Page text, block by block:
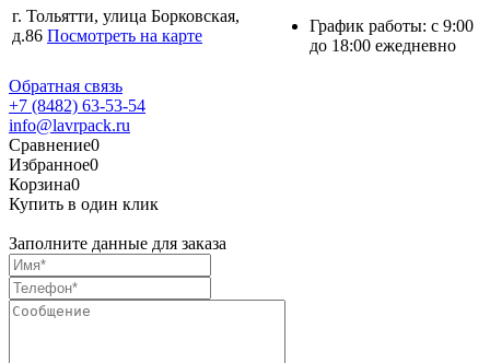
г. Тольятти, улица Борковская,
д.86 Посмотреть на карте
График работы: с 9:00
до 18:00 ежедневно
Обратная связь
+7 (8482) 63-53-54
info@lavrpack.ru
Сравнение0
Избранное0
Корзина0
Купить в один клик
Заполните данные для заказа